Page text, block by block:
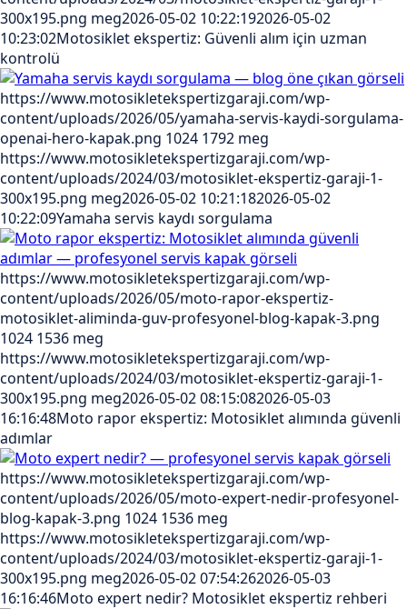
300x195.png meg2026-05-02 10:22:192026-05-02
10:23:02Motosiklet ekspertiz: Güvenli alım için uzman
kontrolü
https://www.motosikletekspertizgaraji.com/wp-
content/uploads/2026/05/yamaha-servis-kaydi-sorgulama-
openai-hero-kapak.png 1024 1792 meg
https://www.motosikletekspertizgaraji.com/wp-
content/uploads/2024/03/motosiklet-ekspertiz-garaji-1-
300x195.png meg2026-05-02 10:21:182026-05-02
10:22:09Yamaha servis kaydı sorgulama
https://www.motosikletekspertizgaraji.com/wp-
content/uploads/2026/05/moto-rapor-ekspertiz-
motosiklet-aliminda-guv-profesyonel-blog-kapak-3.png
1024 1536 meg
https://www.motosikletekspertizgaraji.com/wp-
content/uploads/2024/03/motosiklet-ekspertiz-garaji-1-
300x195.png meg2026-05-02 08:15:082026-05-03
16:16:48Moto rapor ekspertiz: Motosiklet alımında güvenli
adımlar
https://www.motosikletekspertizgaraji.com/wp-
content/uploads/2026/05/moto-expert-nedir-profesyonel-
blog-kapak-3.png 1024 1536 meg
https://www.motosikletekspertizgaraji.com/wp-
content/uploads/2024/03/motosiklet-ekspertiz-garaji-1-
300x195.png meg2026-05-02 07:54:262026-05-03
16:16:46Moto expert nedir? Motosiklet ekspertiz rehberi